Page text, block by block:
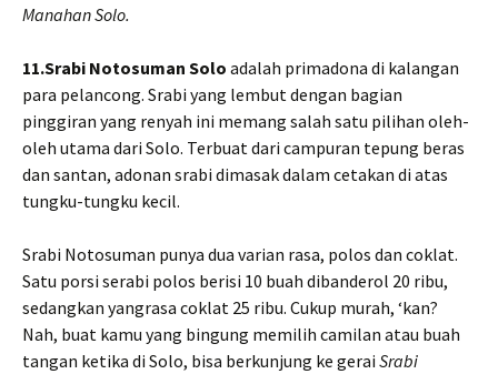
Manahan Solo.
11.Srabi Notosuman Solo adalah primadona di kalangan
para pelancong. Srabi yang lembut dengan bagian
pinggiran yang renyah ini memang salah satu pilihan oleh-
oleh utama dari Solo. Terbuat dari campuran tepung beras
dan santan, adonan srabi dimasak dalam cetakan di atas
tungku-tungku kecil.
Srabi Notosuman punya dua varian rasa, polos dan coklat.
Satu porsi serabi polos berisi 10 buah dibanderol 20 ribu,
sedangkan yangrasa coklat 25 ribu. Cukup murah, ‘kan?
Nah, buat kamu yang bingung memilih camilan atau buah
tangan ketika di Solo, bisa berkunjung ke gerai Srabi